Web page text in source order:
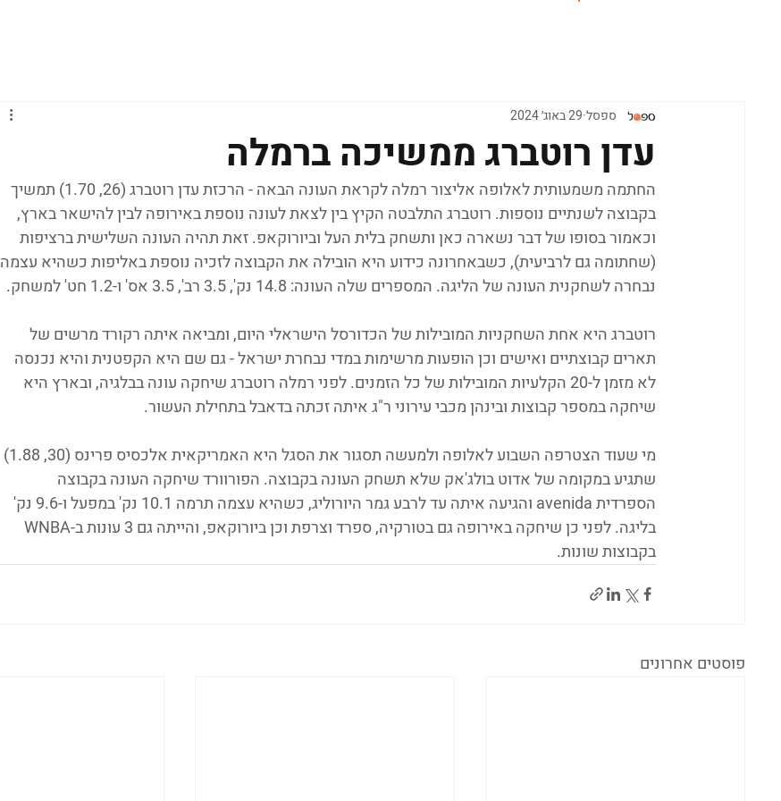
עדן רוטברג ממשיכה ברמלה
ספסל 29 באוג׳ 2024
החתמה משמעותית לאלופה אליצור רמלה לקראת העונה הבאה - הרכזת עדן רוטברג (26, 1.70) תמשיך
בקבוצה לשנתיים נוספות. רוטברג התלבטה הקיץ בין לצאת לעונה נוספת באירופה לבין להישאר בארץ,
וכאמור בסופו של דבר נשארה כאן ותשחק בלית העל וביורוקאפ. זאת תהיה העונה השלישית ברציפות
(שחתומה גם לרביעית), כשבאחרונה כידוע היא הובילה את הקבוצה לזכיה נוספת באליפות כשהיא עצמה
נבחרה לשחקנית העונה של הליגה. המספרים שלה העונה: 14.8 נק', 3.5 רב', 3.5 אס' ו-1.2 חט' למשחק.
רוטברג היא אחת השחקניות המובילות של הכדורסל הישראלי היום, ומביאה איתה רקורד מרשים של
תארים קבוצתיים ואישים וכן הופעות מרשימות במדי נבחרת ישראל - גם שם היא הקפטנית והיא נכנסה
לא מזמן ל-20 הקלעיות המובילות של כל הזמנים. לפני רמלה רוטברג שיחקה עונה בבלגיה, ובארץ היא
שיחקה במספר קבוצות ובינהן מכבי עירוני ר"ג איתה זכתה בדאבל בתחילת העשור.
מי שעוד הצטרפה השבוע לאלופה ולמעשה תסגור את הסגל היא האמריקאית אלכסיס פרינס (30, 1.88)
שתגיע במקומה של אדוט בולג'אק שלא תשחק העונה בקבוצה. הפורוורד שיחקה העונה בקבוצה
הספרדית avenida והגיעה איתה עד לרבע גמר היורוליג, כשהיא עצמה תרמה 10.1 נק' במפעל ו-9.6 נק'
בקבוצות שונות.
פוסטים אחרונים